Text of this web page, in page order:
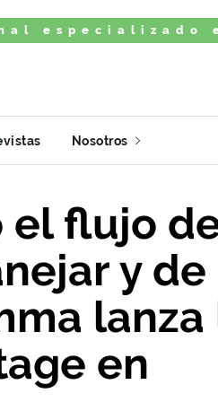
especializado
Nosotros
el flujo
y de
lanza
en